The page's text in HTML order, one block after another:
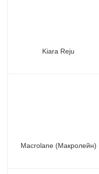
Kiara Reju
Macrolane (Макролейн)